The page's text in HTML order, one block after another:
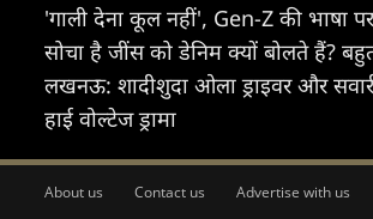
'गाली देना कूल नहीं', Gen-Z की भाषा
सोचा है जींस को डेनिम क्यों बोलते हैं?
लखनऊ: शादीशुदा ओला ड्राइवर और
हाई वोल्टेज ड्रामा
About us Contact us Advertise with us